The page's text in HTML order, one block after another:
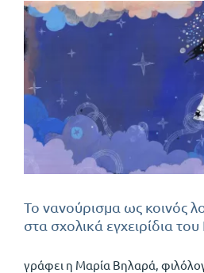
Το νανούρισμα ως κοινός
στα σχολικά εγχειρίδια
γράφει η Μαρία Βηλαρά,